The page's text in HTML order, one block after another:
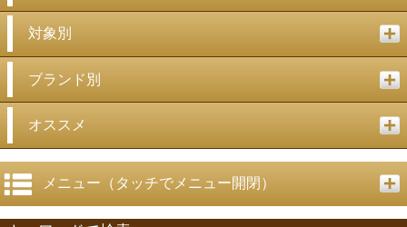
対象別
ブランド別
オススメ
メニュー（タッチでメニュー開閉）